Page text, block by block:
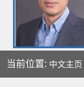
当前位置: 中文主页